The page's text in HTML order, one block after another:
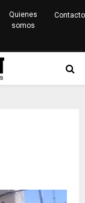
Quienes
somos
Contacto